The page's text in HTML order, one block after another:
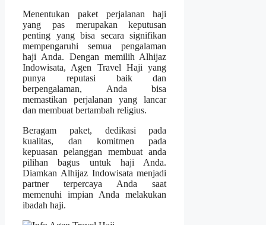
Menentukan paket perjalanan haji
yang pas merupakan keputusan
penting yang bisa secara signifikan
mempengaruhi semua pengalaman
haji Anda. Dengan memilih Alhijaz
Indowisata, Agen Travel Haji yang
punya reputasi baik dan
berpengalaman, Anda bisa
memastikan perjalanan yang lancar
dan membuat bertambah religius.
Beragam paket, dedikasi pada
kualitas, dan komitmen pada
kepuasan pelanggan membuat anda
pilihan bagus untuk haji Anda.
Diamkan Alhijaz Indowisata menjadi
partner terpercaya Anda saat
memenuhi impian Anda melakukan
ibadah haji.